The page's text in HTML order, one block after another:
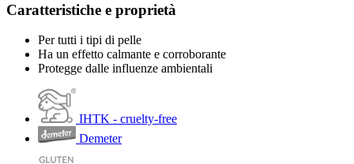
Caratteristiche e proprietà
Per tutti i tipi di pelle
Ha un effetto calmante e corroborante
Protegge dalle influenze ambientali
IHTK - cruelty-free
Demeter